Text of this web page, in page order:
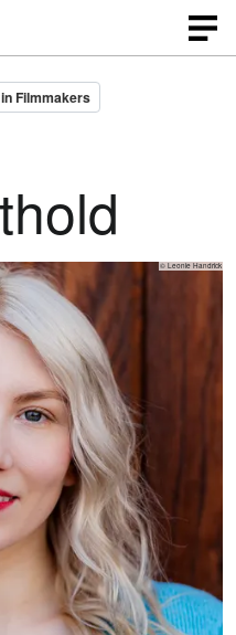
Filmmakers
© Leonie Handrick